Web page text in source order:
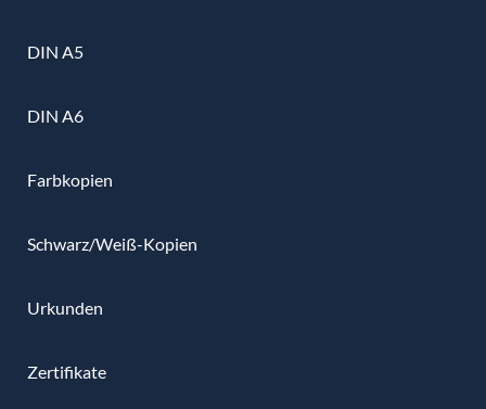
DIN A5
DIN A6
Farbkopien
Schwarz/Weiß-Kopien
Urkunden
Zertifikate